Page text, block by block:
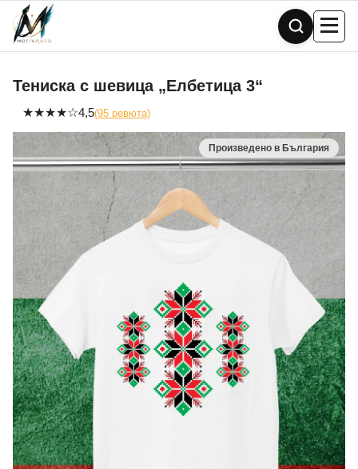
Skip
content
Тениска с шевица „Елбетица 3“
★★★★☆4,5(95 ревюта)